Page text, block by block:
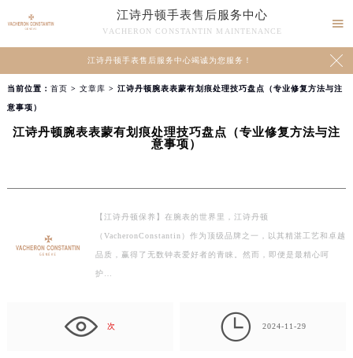
江诗丹顿手表售后服务中心
VACHERON CONSTANTIN MAINTENANCE

江诗丹顿手表售后服务中心竭诚为您服务！ 
当前位置： 首页 > 文章库 > 江诗丹顿腕表表蒙有划痕处理技巧盘点（专业修复方法与注
意事项）
江诗丹顿腕表表蒙有划痕处理技巧盘点（专业修复方法与注
意事项）
【江诗丹顿保养】在腕表的世界里，江诗丹顿
（VacheronConstantin）作为顶级品牌之一，以其精湛工艺和卓越
品质，赢得了无数钟表爱好者的青睐。然而，即便是最精心呵
护…
次  2024-11-29